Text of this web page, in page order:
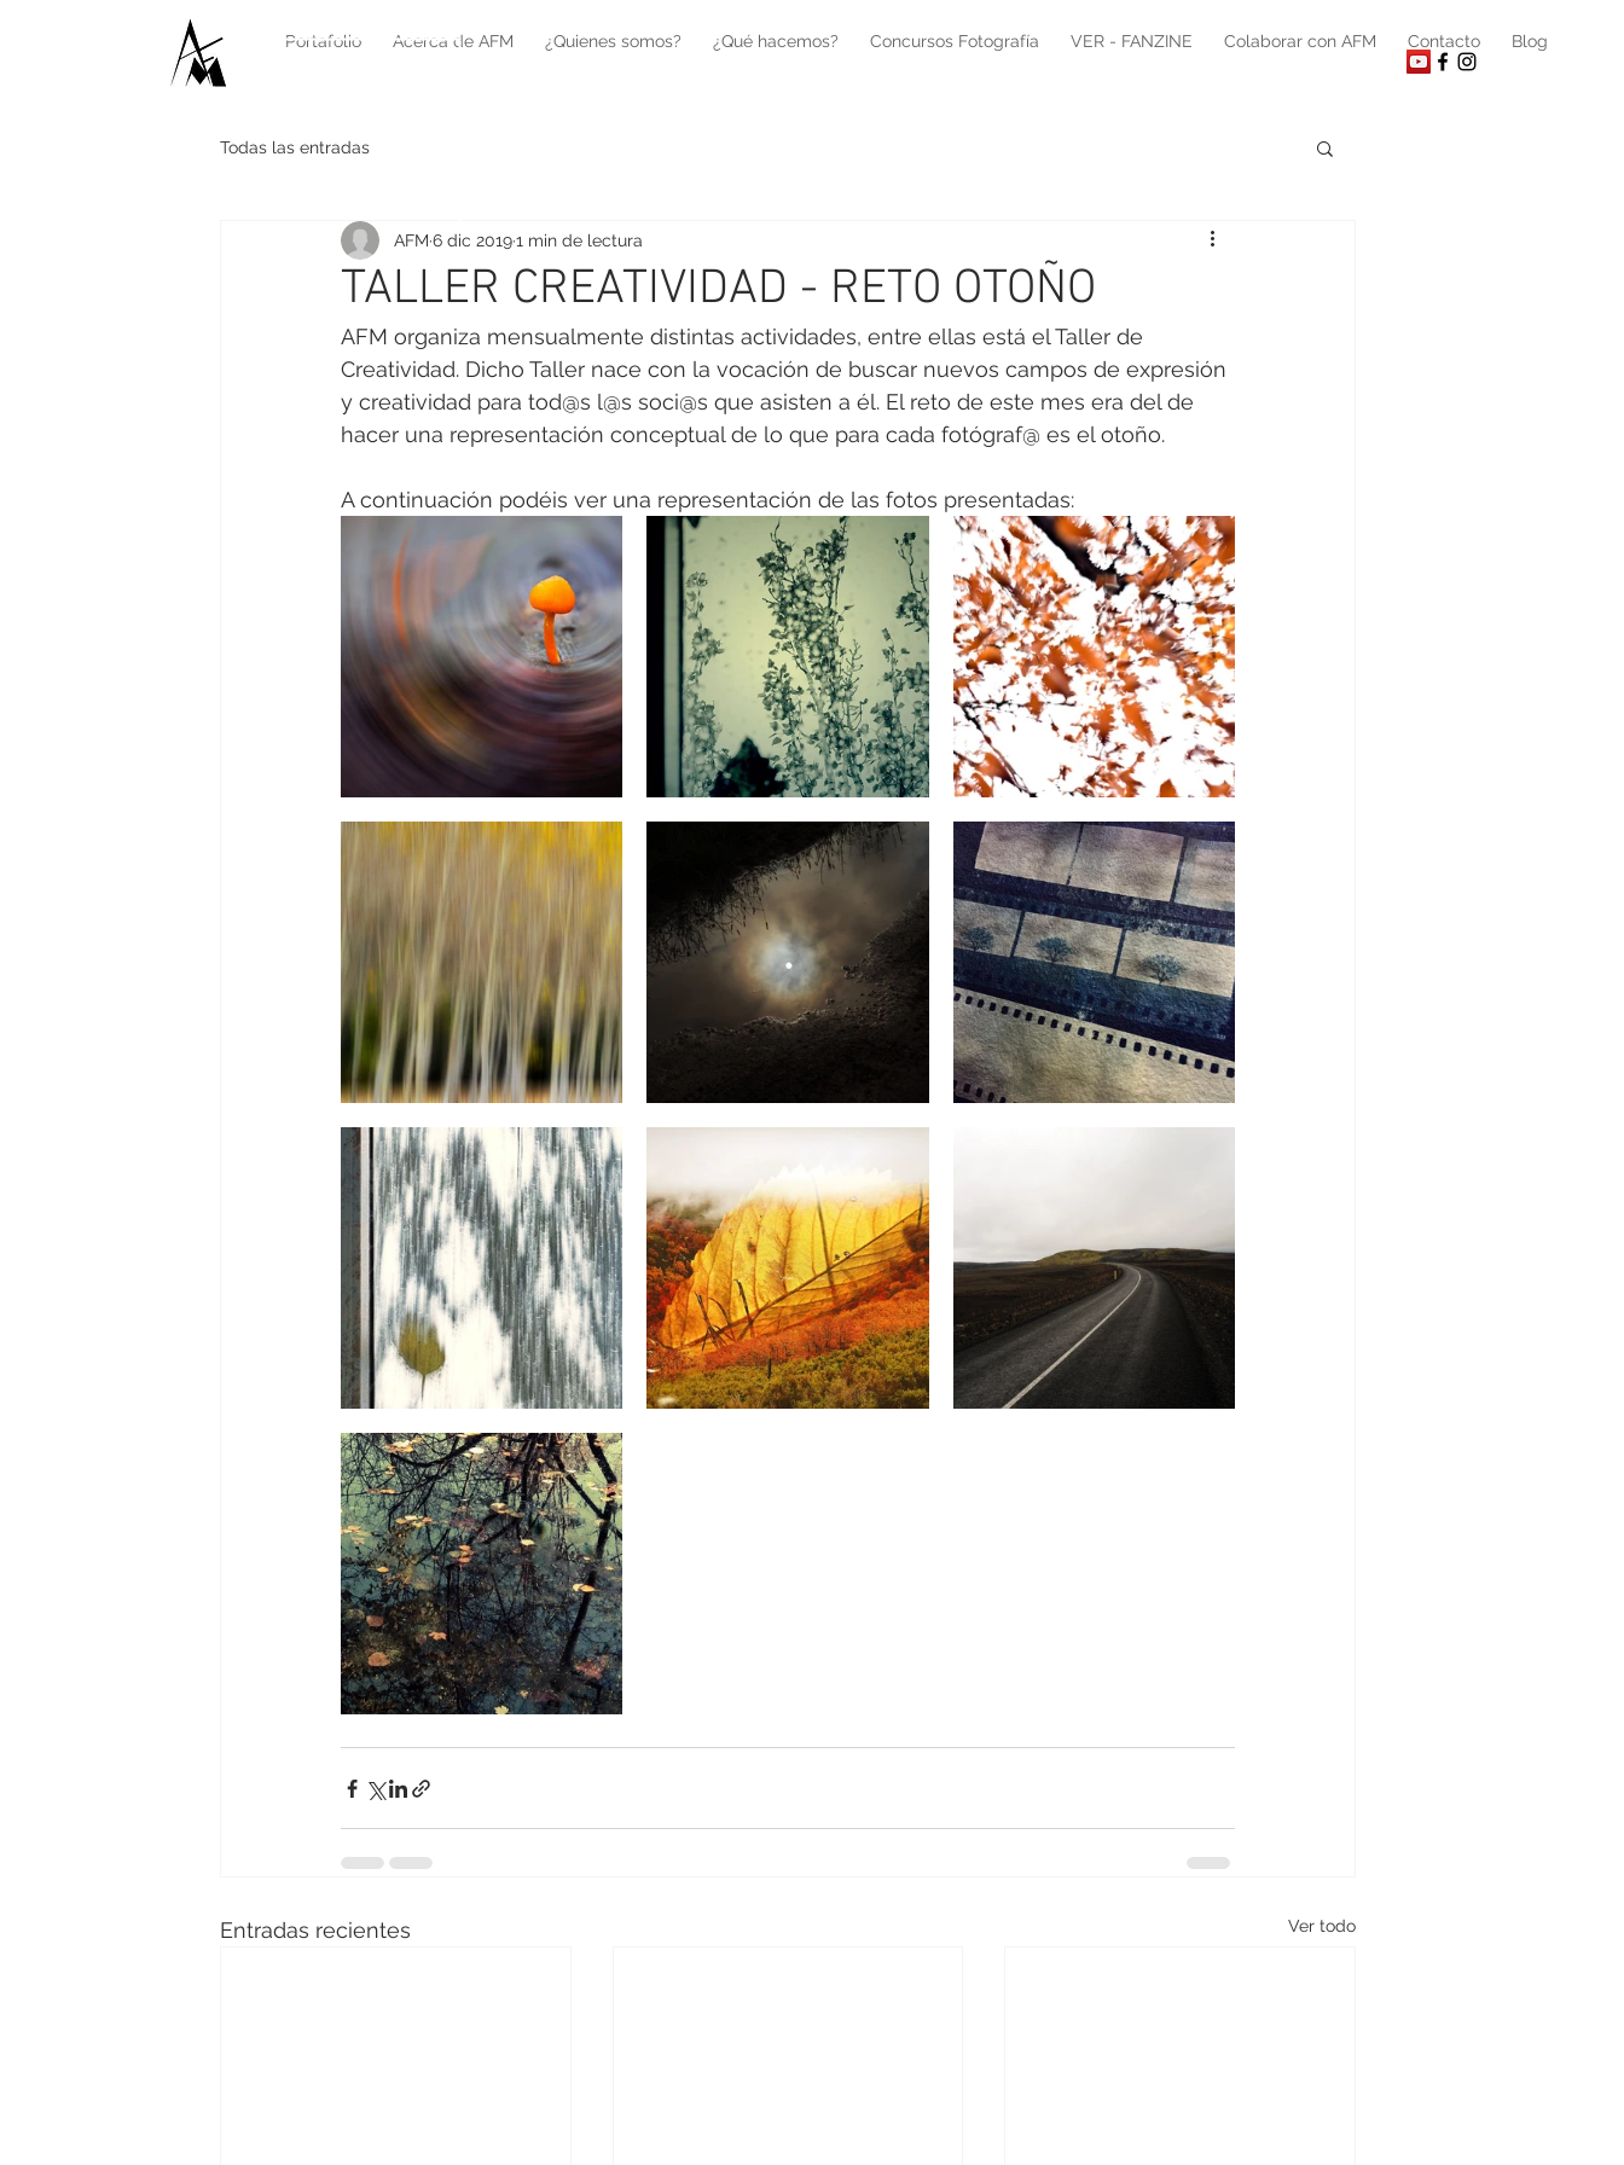
Bienvenido Portafolio Acerca de AFM ¿Quienes somos? ¿Qué hacemos? Concursos Fotografía VER - FANZINE Colaborar con AFM Contacto Blog
Todas las entradas
TALLER CREATIVIDAD - RETO OTOÑO
AFM 6 dic 20191 min de lectura
AFM organiza mensualmente distintas actividades, entre ellas está el Taller de
Creatividad. Dicho Taller nace con la vocación de buscar nuevos campos de expresión
y creatividad para tod@s l@s soci@s que asisten a él. El reto de este mes era del de
hacer una representación conceptual de lo que para cada fotógraf@ es el otoño.
A continuación podéis ver una representación de las fotos presentadas:
Entradas recientes Ver todo